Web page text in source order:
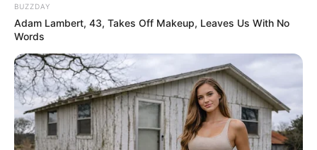
BUZZDAY
Adam Lambert, 43, Takes Off Makeup, Leaves Us With No
Words